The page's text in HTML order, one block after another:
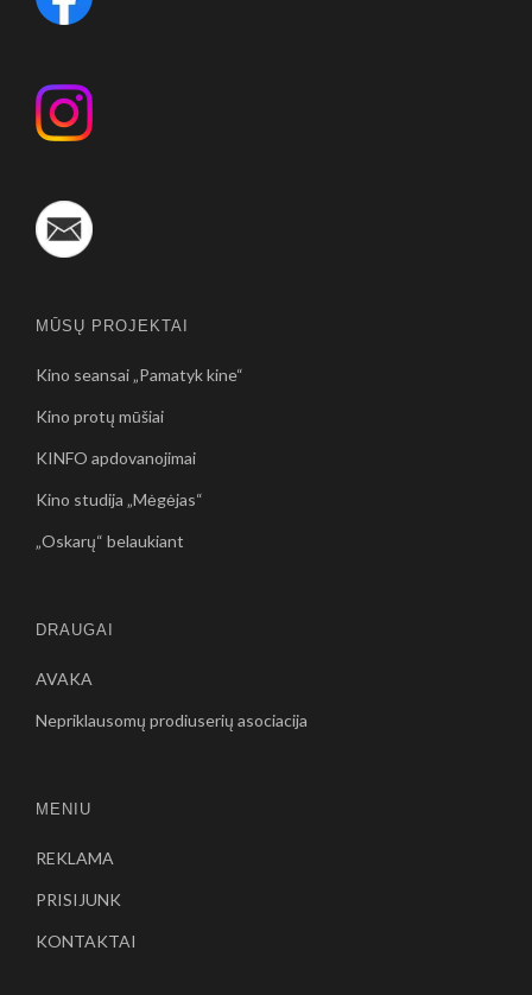
MŪSŲ PROJEKTAI
Kino seansai „Pamatyk kine“
Kino protų mūšiai
KINFO apdovanojimai
Kino studija „Mėgėjas“
„Oskarų“ belaukiant
DRAUGAI
AVAKA
Nepriklausomų prodiuserių asociacija
MENIU
REKLAMA
PRISIJUNK
KONTAKTAI